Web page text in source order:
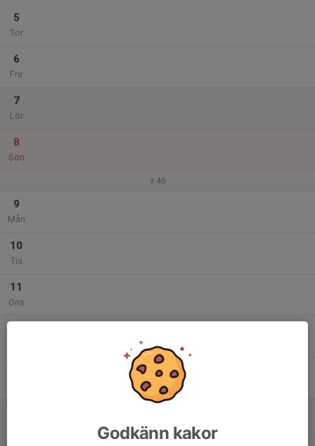
5
Tor
6
Fre
7
Lör
8
Sön
v.46
9
Mån
10
Tis
11
Ons
Godkänn kakor